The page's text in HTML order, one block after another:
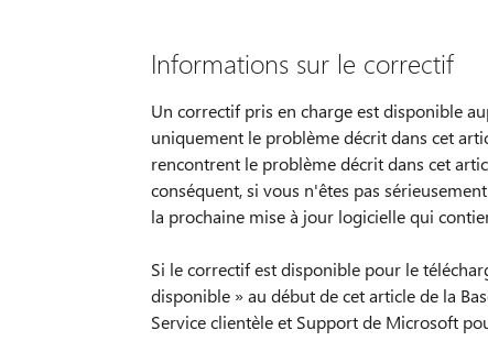
Informations sur le correctif
Un correctif pris en charge est disponible
uniquement le problème décrit dans cet
rencontrent le problème décrit dans cet
conséquent, si vous n'êtes pas
la prochaine mise à jour logicielle qui
Si le correctif est disponible pour le
disponible » au début de cet article de la
Service clientèle et Support de Microsoft